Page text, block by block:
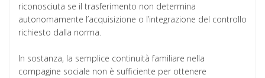
riconosciuta se il trasferimento non determina
autonomamente l’acquisizione o l’integrazione del controllo
richiesto dalla norma.
In sostanza, la semplice continuità familiare nella
compagine sociale non è sufficiente per ottenere